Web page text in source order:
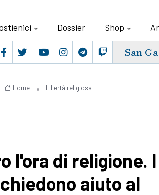
Dossier Shop
San
Home Libertà religiosa
l'ora di religione. I
aiuto al